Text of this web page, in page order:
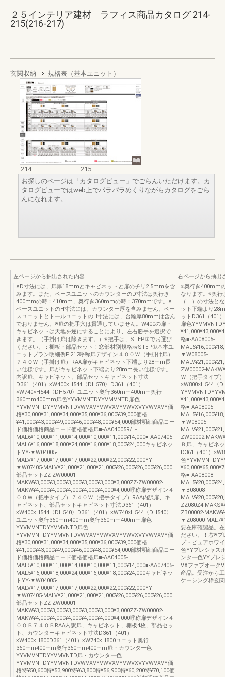
２５インテリア建材 ラフィス商品カタログ 214-
215(216-217)
玄関収納 規格表（基本ユニット）
214
215
お探しのページは「カタログビュー」でごらんいただけます。カ
タログビューではweb上でパラパラめくりながらカタログをごら
んになれます。
左ページから抽出された内容
※D寸法には、扉厚18mmとキャビネットと扉のチリ2.5mmを含
みます。また、ベースユニットのカウンターのD寸法は奥行き
400mmの時：410mm、奥行き360mmの時：370mmです。※
ベースユニットのH寸法には、カウンター厚を含みません。ベー
スユニットとトールユニットのH寸法には、台輪厚80mmは含ん
でおりません。※扉の把手穴は貫通していません。W400の扉・
キャビネットは天地を逆にすることにより、左右勝手を選択で
きます。（手掛け扉は除きます。）※把手は、STEP②でお選び
ください。：棚板・部品セット！窓部材別規格表STEP①基本ユ
ニットプラン明細例P.212呼称扉デザイン４００Ｗ（手掛け扉）
７４０Ｗ（手掛け扉）RAA扉がキャビネット下端より28mm長
い仕様です。扉がキャビネット下端より28mm長い仕様です。
内訳扉、キャビネット、部品セットキャビネット寸法
D361（401）×W400×H544〈DH570〉D361（401）
×W740×H544〈DH570〉ユニット奥行360mm400mm奥行
360mm400mm扉色YYVMVNTDYYVMVNTD扉色
YYVMVNTDYYVMVNTDVWVXVYVWVXVYVWVXVYVWVXVY価
格¥30,000¥31,000¥34,000¥35,000¥36,000¥39,000価格
¥41,000¥43,000¥49,000¥46,000¥48,000¥54,000部材明細商品コー
ド価格価格商品コード価格価格扉■-AA04005R/L-
MAL6¥10,000¥11,000¥14,000¥10,000¥11,000¥14,000■-AA07405-
MAL6¥16,000¥18,000¥24,000¥16,000¥18,000¥24,000キャビネッ
トYY-▼W04005-
MALV¥17,000¥17,000¥17,000¥22,000¥22,000¥22,000YY-
▼W07405-MALV¥21,000¥21,000¥21,000¥26,000¥26,000¥26,000
部品セットZZ-ZW00001-
MAKW¥3,000¥3,000¥3,000¥3,000¥3,000¥3,000ZZ-ZW00002-
MAKW¥4,000¥4,000¥4,000¥4,000¥4,000¥4,000呼称扉デザイン４
００Ｗ（把手タイプ）７４０Ｗ（把手タイプ）RAA内訳扉、キ
ャビネット、部品セットキャビネット寸法D361（401）
×W400×H544〈DH540〉D361（401）×W740×H544〈DH540〉
ユニット奥行360mm400mm奥行360mm400mm扉色
YYVMVNTDYYVMVNTD扉色
YYVMVNTDYYVMVNTDVWVXVYVWVXVYVWVXVYVWVXVY価
格¥30,000¥31,000¥34,000¥35,000¥36,000¥39,000価格
¥41,000¥43,000¥49,000¥46,000¥48,000¥54,000部材明細商品コー
ド価格価格商品コード価格価格扉■-AA04005-
MAL5¥10,000¥11,000¥14,000¥10,000¥11,000¥14,000■-AA07405-
MAL5¥16,000¥18,000¥24,000¥16,000¥18,000¥24,000キャビネッ
トYY-▼W04005-
MALV¥17,000¥17,000¥17,000¥22,000¥22,000¥22,000YY-
▼W07405-MALV¥21,000¥21,000¥21,000¥26,000¥26,000¥26,000
部品セットZZ-ZW00001-
MAKW¥3,000¥3,000¥3,000¥3,000¥3,000¥3,000ZZ-ZW00002-
MAKW¥4,000¥4,000¥4,000¥4,000¥4,000¥4,000呼称扉デザイン４
００Ｂ７４０ＢRAA内訳扉、キャビネット、棚板4枚、部品セッ
ト、カウンターキャビネット寸法D361（401）
×W400×H800D361（401）×W740×H800ユニット奥行
360mm400mm奥行360mm400mm扉・カウンター色
YYVMVNTDYYVMVNTD扉・カウンター色
YYVMVNTDYYVMVNTDVWVXVYVWVXVYVWVXVYVWVXVY価
格特¥50,600特¥53,900特¥63,800特¥56,900特¥60,200特¥70,100価
右ページから抽出
※奥行き400mm
なります。※奥
（ ）の寸法と
ット下端より
ットD361（401
扉色
格■-AA08005-
▼W08005-
ZW00002-
Ｗ（把手タイプ
×W800×H544〈
格■-AA08005-
▼W08005-
ZW00002-
Ｂ扉、キャビネ
D361（401）
色
格■-AA08008-
▼B08008-
ZZ080Z4-
ZB00002-
▼Z08000-
要在庫確認品。
ださい。！窓※プ
プ・ピュアホワ
色YYプレシャス
ンター色YYプレ
VXファブオーク
産品。受注から
ケーシング枠玄